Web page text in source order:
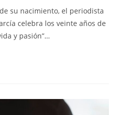
su nacimiento, el periodista
celebra los veinte años de
y pasión”…